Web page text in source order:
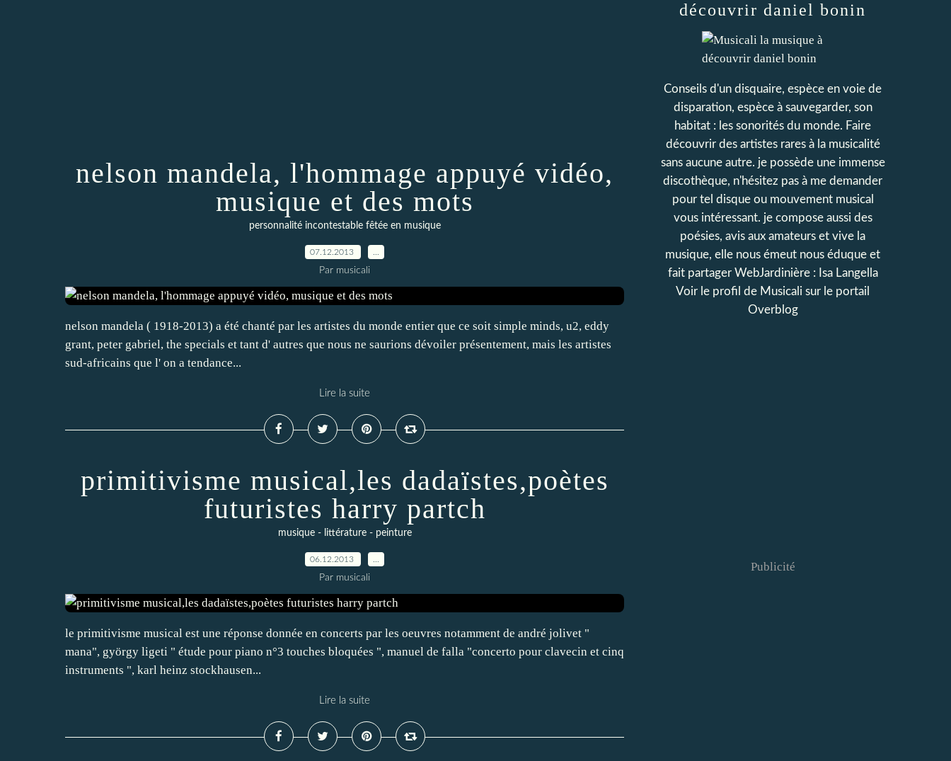
nelson mandela, l'hommage appuyé vidéo,
musique et des mots
personnalité incontestable fêtée en musique
07.12.2013
Par musicali
nelson mandela ( 1918-2013) a été chanté par les artistes du monde entier que ce soit simple minds, u2, eddy
grant, peter gabriel, the specials et tant d' autres que nous ne saurions dévoiler présentement, mais les artistes
sud-africains que l' on a tendance...
Lire la suite
primitivisme musical,les dadaïstes,poètes
futuristes harry partch
musique - littérature - peinture
06.12.2013
Par musicali
le primitivisme musical est une réponse donnée en concerts par les oeuvres notamment de andré jolivet "
mana", györgy ligeti " étude pour piano n°3 touches bloquées ", manuel de falla "concerto pour clavecin et cinq
instruments ", karl heinz stockhausen...
Lire la suite
découvrir daniel bonin
Conseils d'un disquaire, espèce en voie de
disparation, espèce à sauvegarder, son
habitat : les sonorités du monde. Faire
découvrir des artistes rares à la musicalité
sans aucune autre. je possède une immense
discothèque, n'hésitez pas à me demander
pour tel disque ou mouvement musical
vous intéressant. je compose aussi des
poésies, avis aux amateurs et vive la
musique, elle nous émeut nous éduque et
fait partager WebJardinière : Isa Langella
Voir le profil de Musicali sur le portail
Overblog
Publicité